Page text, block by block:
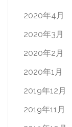
2020年4月
2020年3月
2020年2月
2020年1月
2019年12月
2019年11月